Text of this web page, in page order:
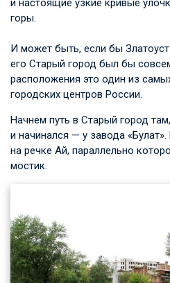
и настоящие узкие кривые
горы.
И может быть, если бы
его Старый город был бы
расположения это один из
городских центров России.
Начнем путь в Старый город
и начинался — у завода
на речке Ай, параллельно
мостик.